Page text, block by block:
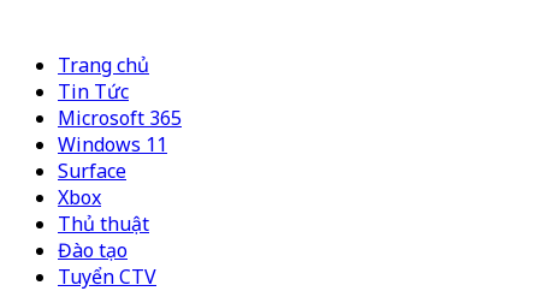
Trang chủ
Tin Tức
Microsoft 365
Windows 11
Surface
Xbox
Thủ thuật
Đào tạo
Tuyển CTV